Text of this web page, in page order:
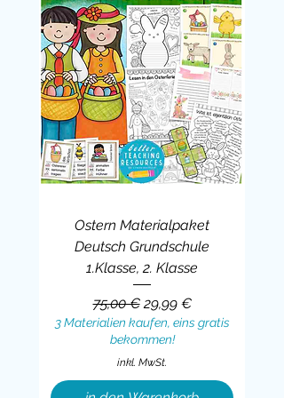
den Kindern viel Freude bereiten.
Cindy Seidler
Better Teaching Resources
Ostern Materialpaket
Deutsch Grundschule
1.Klasse, 2. Klasse
Standardpreis
75,00 € Sale-Preis
29,99 €
3 Materialien kaufen, eins gratis
bekommen!
inkl. MwSt.